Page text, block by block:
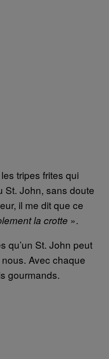
tripes frites qui
St. John, sans doute
il me dit que ce
la crotte ».
qu’un St. John peut
Avec chaque
gourmands.